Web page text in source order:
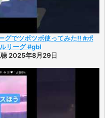
グでツボツボ使ってみた‼︎ #ポ
リーグ #gbl
2025年8月29日